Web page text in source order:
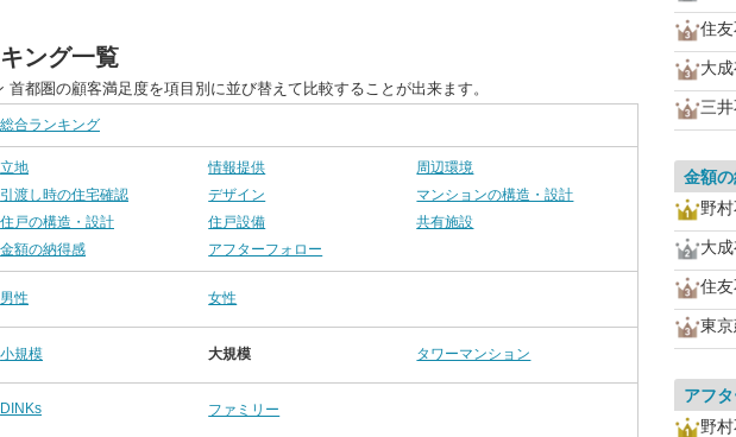
ング一覧
首都圏の顧客満足度を項目別に並び替えて比較することが出来ます。
総合ランキング
立地 情報提供
周辺環境
引渡し時の住宅確認
デザイン
マンションの構造・設計
住戸の構造・設計
住戸設備
共有施設
金額の納得感
アフターフォロー
男性 女性
小規模 大規模 タワーマンション
DINKs ファミリー
住
大
三
金額
野
大
住
東
アフ
野